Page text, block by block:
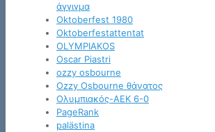
άγγιγμα
Oktoberfest 1980
Oktoberfestattentat
OLYMPIAKOS
Oscar Piastri
ozzy osbourne
Ozzy Osbourne θάνατος
Oλυμπιακός-ΑΕΚ 6-0
PageRank
palästina